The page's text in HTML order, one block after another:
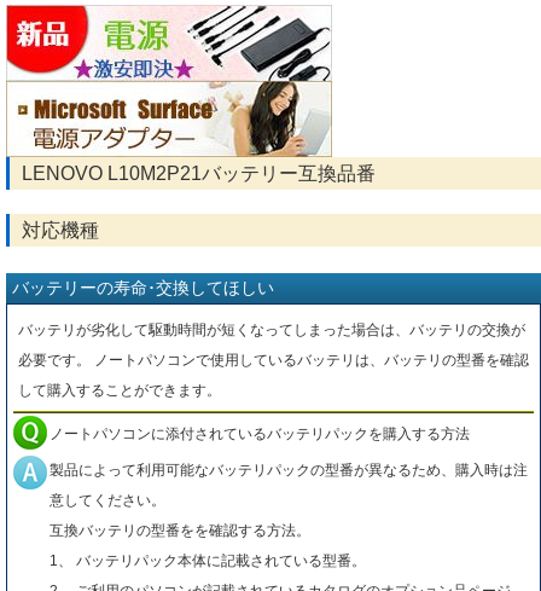
LENOVO L10M2P21バッテリー互換品番
対応機種
バッテリーの寿命･交換してほしい
バッテリが劣化して駆動時間が短くなってしまった場合は、バッテリの交換が
必要です。 ノートパソコンで使用しているバッテリは、バッテリの型番を確認
して購入することができます。
ノートパソコンに添付されているバッテリパックを購入する方法
製品によって利用可能なバッテリパックの型番が異なるため、購入時は注
意してください。
互換バッテリの型番をを確認する方法。
1、 バッテリパック本体に記載されている型番。